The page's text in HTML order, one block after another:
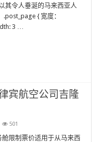
其令人垂涎的马来西亚人
{ 宽度：
3 …
宾航空公司吉隆
501
限制票价适用于从马来西